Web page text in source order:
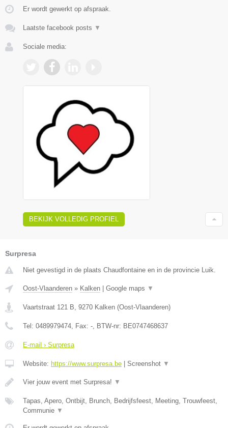
Er wordt gewerkt op afspraak.
Laatste facebook posts ▼
Sociale media:
BEKIJK VOLLEDIG PROFIEL
Surpresa
Niet gevestigd in de plaats Chaudfontaine en in de provincie Luik.
Oost-Vlaanderen » Kalken Google maps ▼
Vaartstraat 121 B 9270 Kalken (Oost-Vlaanderen)
Tel: 0489979474 , Fax: - , BTW-nr: BE0747468637
E-mail › Surpresa
Website: https://www.surpresa.be Screenshot ▼
Vier jouw event met Surpresa! ▼
Tapas, Apero, Ontbijt, Brunch, Bedrijfsfeest, Meeting, Trouwfeest,
Communie ▼